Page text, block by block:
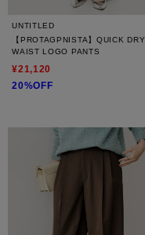
UNTITLED
【PROTAGPNISTA】QUICK DRY
WAIST LOGO PANTS
¥21,120
20%OFF